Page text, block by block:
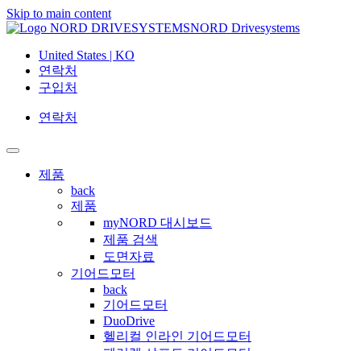
Skip to main content
NORD Drivesystems
United States | KO
연락처
구입처
연락처
제품
back
제품
myNORD 대시보드
제품 검색
도면자료
기어드모터
back
기어드모터
DuoDrive
헬리컬 인라인 기어드모터